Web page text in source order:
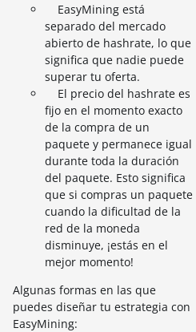
EasyMining está
separado del mercado
abierto de hashrate, lo que
significa que nadie puede
superar tu oferta.
El precio del hashrate es
fijo en el momento exacto
de la compra de un
paquete y permanece igual
durante toda la duración
del paquete. Esto significa
que si compras un paquete
cuando la dificultad de la
red de la moneda
disminuye, ¡estás en el
mejor momento!
Algunas formas en las que
puedes diseñar tu estrategia con
EasyMining: